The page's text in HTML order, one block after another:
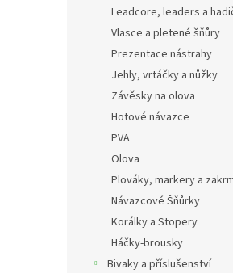
Leadcore, leaders a
Vlasce a pletené šňůry
Prezentace nástrahy
Jehly, vrtáčky a nůžky
Závěsky na olova
Hotové návazce
PVA
Olova
Plováky, markery a
Návazcové Šňůrky
Korálky a Stopery
Háčky-brousky
Bivaky a příslušenství